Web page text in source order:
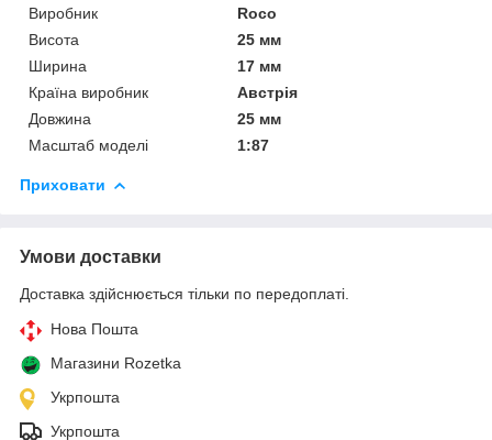
Виробник
Roco
Висота
25 мм
Ширина
17 мм
Країна виробник
Австрія
Довжина
25 мм
Масштаб моделі
1:87
Приховати
Умови доставки
Доставка здійснюється тільки по передоплаті.
Нова Пошта
Магазини Rozetka
Укрпошта
Укрпошта